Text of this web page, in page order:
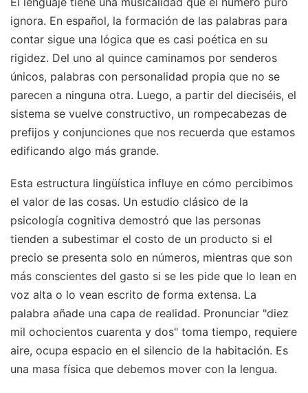
ignora. En español, la formación de las palabras para
contar sigue una lógica que es casi poética en su
rigidez. Del uno al quince caminamos por senderos
únicos, palabras con personalidad propia que no se
parecen a ninguna otra. Luego, a partir del dieciséis, el
sistema se vuelve constructivo, un rompecabezas de
prefijos y conjunciones que nos recuerda que estamos
edificando algo más grande.
Esta estructura lingüística influye en cómo percibimos
el valor de las cosas. Un estudio clásico de la
psicología cognitiva demostró que las personas
tienden a subestimar el costo de un producto si el
precio se presenta solo en números, mientras que son
más conscientes del gasto si se les pide que lo lean en
voz alta o lo vean escrito de forma extensa. La
palabra añade una capa de realidad. Pronunciar "diez
mil ochocientos cuarenta y dos" toma tiempo, requiere
aire, ocupa espacio en el silencio de la habitación. Es
una masa física que debemos mover con la lengua.